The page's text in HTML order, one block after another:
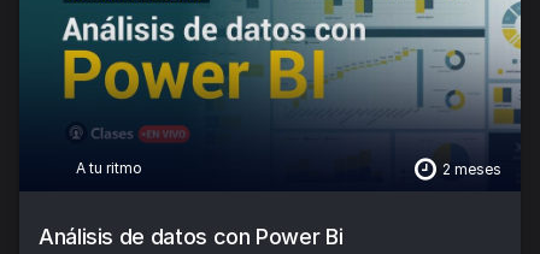
A tu ritmo 2 meses
Análisis de datos con Power Bi